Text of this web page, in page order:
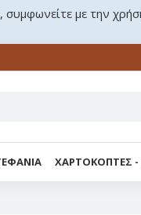
με την
ΧΑΡΤΟΚΟΠΤΕΣ -